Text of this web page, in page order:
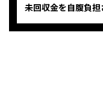
未回収金を自腹負